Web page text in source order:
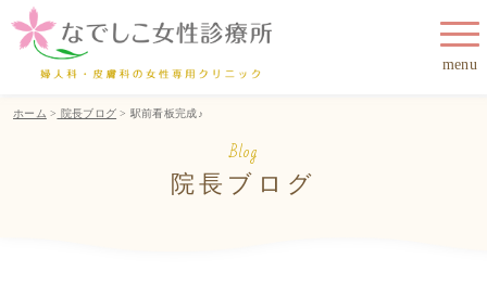
menu
ホーム > 院長ブログ > 駅前看板完成♪
Blog
院長ブログ